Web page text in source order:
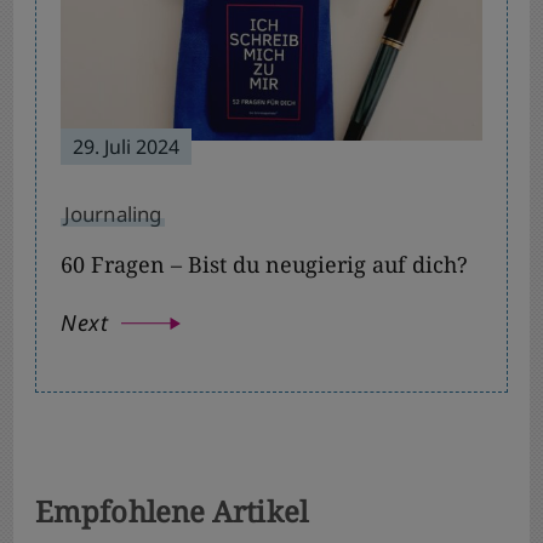
29. Juli 2024
Journaling
60 Fragen – Bist du neugierig auf dich?
Next
Empfohlene Artikel